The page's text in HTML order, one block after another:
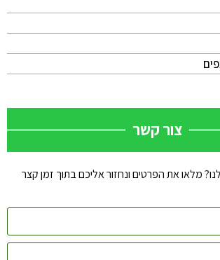
צור קשר
מלאו את הפרטים ונחזור אליכם בתוך זמן קצר